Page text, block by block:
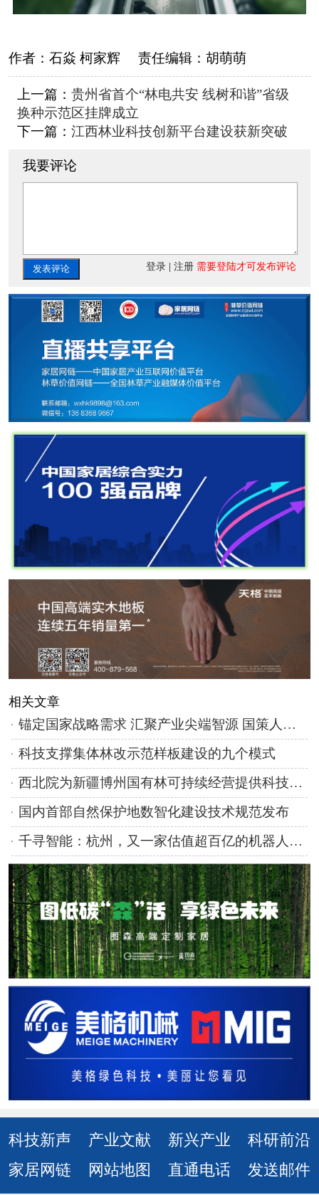
作者： 石焱 柯家辉 责任编辑： 胡萌萌
上一篇： 贵州省首个“林电共安 线树和谐”省级
换种示范区挂牌成立
下一篇： 江西林业科技创新平台建设获新突破
我要评论
发表评论 登录 |注册 需要登陆才可发布评论
相关文章
锚定国家战略需求 汇聚产业尖端智源 国策人工智能研究室增补35位专家
科技支撑集体林改示范样板建设的九个模式
西北院为新疆博州国有林可持续经营提供科技支撑
国内首部自然保护地数智化建设技术规范发布
千寻智能：杭州，又一家估值超百亿的机器人独角兽诞生！
科技新声 产业文献 新兴产业
科研前沿
家居网链
网站地图 直通电话 发送邮件